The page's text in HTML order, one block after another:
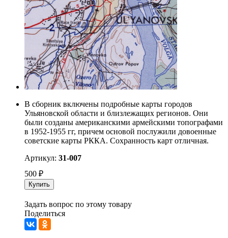
В сборник включены подробные карты городов
Ульяновской области и близлежащих регионов. Они
были созданы американскими армейскими топографами
в 1952-1955 гг, причем основой послужили довоенные
советские карты РККА. Сохранность карт отличная.
Артикул: 31-007
500 ₽
Купить
Задать вопрос по этому товару
Поделиться